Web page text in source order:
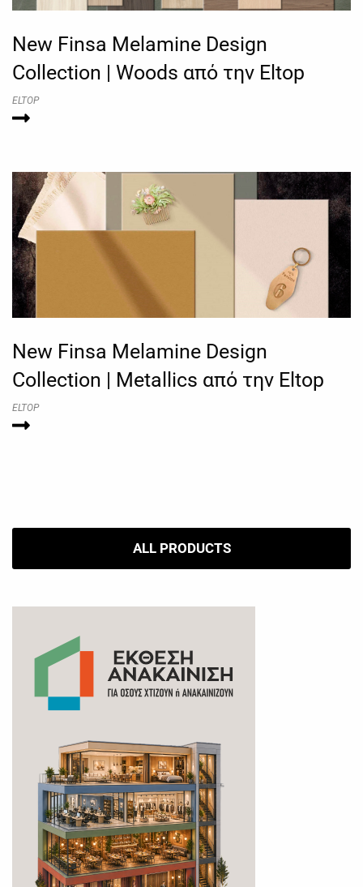
New Finsa Melamine Design
Collection | Woods από την Eltop
ELTOP
New Finsa Melamine Design
Collection | Metallics από την Eltop
ELTOP
ALL PRODUCTS